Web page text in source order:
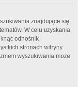
znajdujące się
W celu uzyskania
odnośnik
stronach witryny.
wyszukiwania może